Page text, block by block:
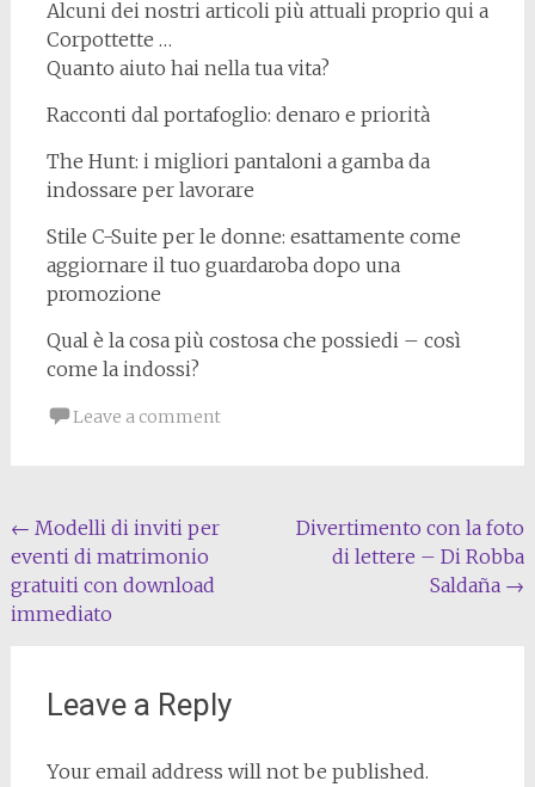
Alcuni dei nostri articoli più attuali proprio qui a
Corpottette …
Quanto aiuto hai nella tua vita?
Racconti dal portafoglio: denaro e priorità
The Hunt: i migliori pantaloni a gamba da
indossare per lavorare
Stile C-Suite per le donne: esattamente come
aggiornare il tuo guardaroba dopo una
promozione
Qual è la cosa più costosa che possiedi – così
come la indossi?
Leave a comment
Post
navigation
← Modelli di inviti per
eventi di matrimonio
gratuiti con download
immediato
Divertimento con la foto
di lettere – Di Robba
Saldaña →
Leave a Reply
Your email address will not be published.